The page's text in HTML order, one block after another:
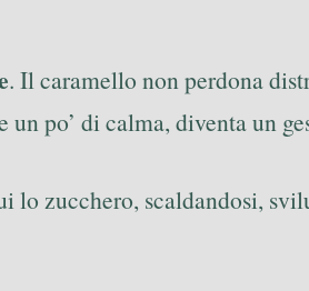
. Il caramello non perdona
po’ di calma, diventa un
lo zucchero, scaldandosi,